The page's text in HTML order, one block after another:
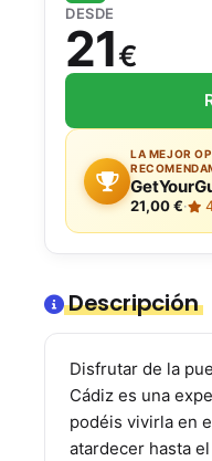
DESDE
21€
LA MEJOR
21,00 €·
Descripción
Disfrutar de la
Cádiz es una
podéis vivirla en
atardecer hasta